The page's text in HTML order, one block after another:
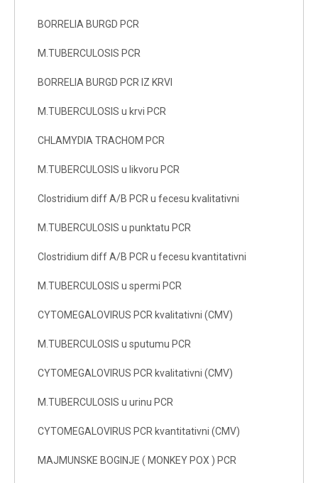
BORRELIA BURGD PCR
M.TUBERCULOSIS PCR
BORRELIA BURGD PCR IZ KRVI
M.TUBERCULOSIS u krvi PCR
CHLAMYDIA TRACHOM PCR
M.TUBERCULOSIS u likvoru PCR
Clostridium diff A/B PCR u fecesu kvalitativni
M.TUBERCULOSIS u punktatu PCR
Clostridium diff A/B PCR u fecesu kvantitativni
M.TUBERCULOSIS u spermi PCR
CYTOMEGALOVIRUS PCR kvalitativni (CMV)
M.TUBERCULOSIS u sputumu PCR
CYTOMEGALOVIRUS PCR kvalitativni (CMV)
M.TUBERCULOSIS u urinu PCR
CYTOMEGALOVIRUS PCR kvantitativni (CMV)
MAJMUNSKE BOGINJE ( MONKEY POX ) PCR